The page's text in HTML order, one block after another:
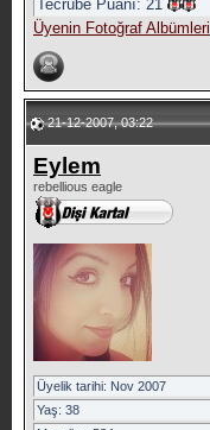
Tecrübe Puanı: 21
Üyenin Fotoğraf Albümleri
21-12-2007, 03:22
Eylem
rebellious eagle
Üyelik tarihi: Nov 2007
Yaş: 38